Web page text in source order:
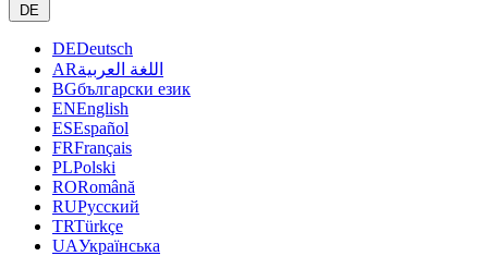
DE
DEDeutsch
ARاللغة العربية
BGбългарски език
ENEnglish
ESEspañol
FRFrançais
PLPolski
RORomână
RUРусский
TRTürkçe
UAУкраїнська